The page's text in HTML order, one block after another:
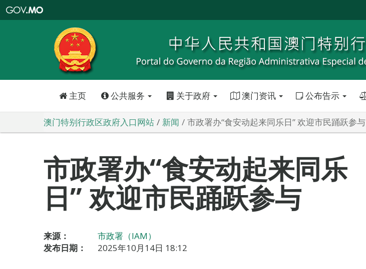
特
政
区
政
口
主页 公共服务 关于政府 澳门资讯 公布告示
澳门特别行政区政府入口网站 新闻 市政署办“食安动起来同乐日” 欢迎市民踊跃参与
市政署办“食安动起来同乐
日” 欢迎市民踊跃参与
来源：
市政署（IAM）
发布日期：
2025年10月14日 18:12